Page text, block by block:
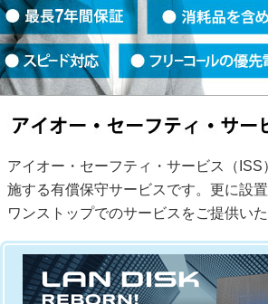
アイオー・セーフティ・サービス（
施する有償保守サービスです。更に設
ワンストップでのサービスをご提供いた